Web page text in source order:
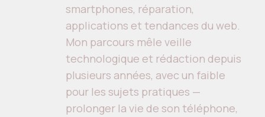
smartphones, réparation,
applications et tendances du web.
Mon parcours mêle veille
technologique et rédaction depuis
plusieurs années, avec un faible
pour les sujets pratiques —
prolonger la vie de son téléphone,